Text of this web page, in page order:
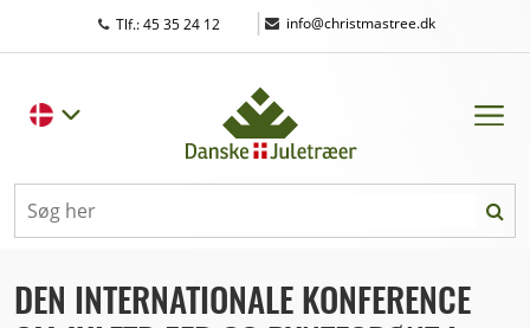
Tlf.: 45 35 24 12 | info@christmastree.dk
DEN INTERNATIONALE KONFERENCE